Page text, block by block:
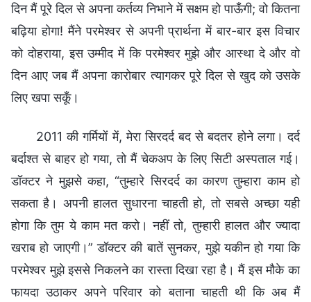
दिन मैं पूरे दिल से अपना कर्तव्य निभाने में सक्षम हो पाऊँगी; वो कितना
बढ़िया होगा! मैंने परमेश्वर से अपनी प्रार्थना में बार-बार इस विचार
को दोहराया, इस उम्मीद में कि परमेश्वर मुझे और आस्था दे और वो
दिन आए जब मैं अपना कारोबार त्यागकर पूरे दिल से खुद को उसके
लिए खपा सकूँ।
2011 की गर्मियों में, मेरा सिरदर्द बद से बदतर होने लगा। दर्द
बर्दाश्त से बाहर हो गया, तो मैं चेकअप के लिए सिटी अस्पताल गई।
डॉक्टर ने मुझसे कहा, “तुम्हारे सिरदर्द का कारण तुम्हारा काम हो
सकता है। अपनी हालत सुधारना चाहती हो, तो सबसे अच्छा यही
होगा कि तुम ये काम मत करो। नहीं तो, तुम्हारी हालत और ज्यादा
खराब हो जाएगी।” डॉक्टर की बातें सुनकर, मुझे यकीन हो गया कि
परमेश्वर मुझे इससे निकलने का रास्ता दिखा रहा है। मैं इस मौके का
फायदा उठाकर अपने परिवार को बताना चाहती थी कि अब मैं